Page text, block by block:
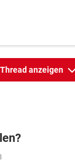
anzeigen